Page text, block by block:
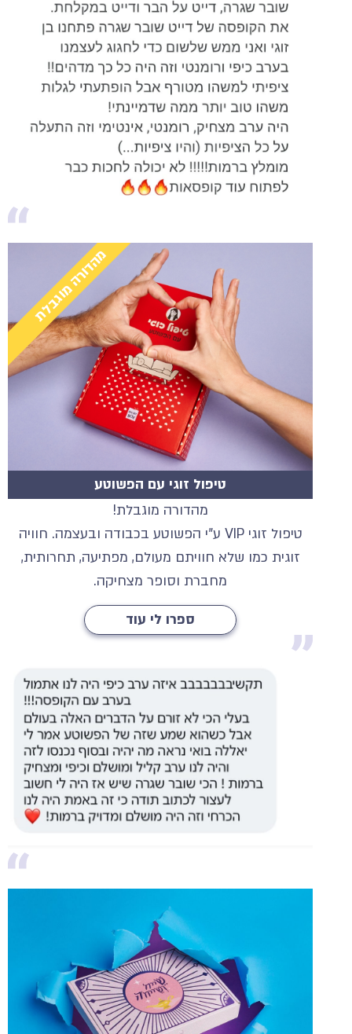
מהדורה מוגבלת
טיפול זוגי עם הפשוטע
מהדורה מוגבלת!
טיפול זוגי VIP ע"י הפשוטע בכבודה ובעצמה. חוויה
זוגית כמו שלא חוויתם מעולם, מפתיעה, תחרותית,
מחברת וסופר מצחיקה.
ספרו לי עוד